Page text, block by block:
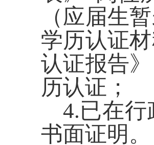
（应届生
学历认证
认证报告
历认证；
4.已在
书面证明。